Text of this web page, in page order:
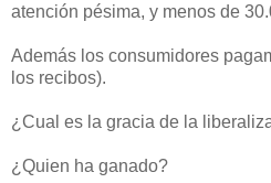
atención pésima, y menos de
Además los consumidores
los recibos).
¿Cual es la gracia de la
¿Quien ha ganado?